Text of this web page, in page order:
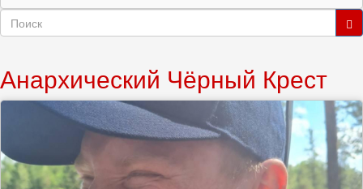
Форма
Анархический Чёрный Крест